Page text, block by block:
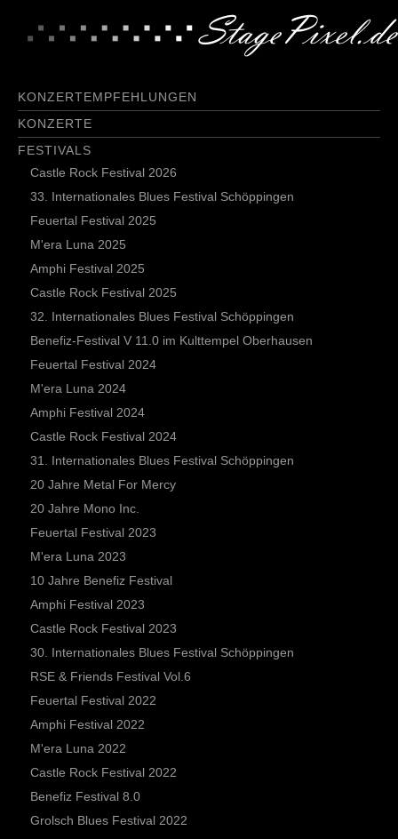
KONZERTEMPFEHLUNGEN
KONZERTE
FESTIVALS
Castle Rock Festival 2026
33. Internationales Blues Festival Schöppingen
Feuertal Festival 2025
M'era Luna 2025
Amphi Festival 2025
Castle Rock Festival 2025
32. Internationales Blues Festival Schöppingen
Benefiz-Festival V 11.0 im Kulttempel Oberhausen
Feuertal Festival 2024
M'era Luna 2024
Amphi Festival 2024
Castle Rock Festival 2024
31. Internationales Blues Festival Schöppingen
20 Jahre Metal For Mercy
20 Jahre Mono Inc.
Feuertal Festival 2023
M'era Luna 2023
10 Jahre Benefiz Festival
Amphi Festival 2023
Castle Rock Festival 2023
30. Internationales Blues Festival Schöppingen
RSE & Friends Festival Vol.6
Feuertal Festival 2022
Amphi Festival 2022
M'era Luna 2022
Castle Rock Festival 2022
Benefiz Festival 8.0
Grolsch Blues Festival 2022